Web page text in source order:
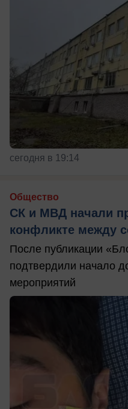
сегодня в 19:14
Общество
СК и МВД начали
конфликте между
После публикации
подтвердили начало
мероприятий